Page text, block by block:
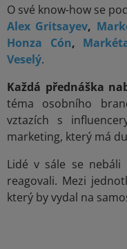
O své know-how se
Alex Gritsayev,
Honza Cón,
Veselý.
Každá přednáška
téma osobního
vztazích s
marketing, který má
Lidé v sále se
reagovali. Mezi
který by vydal na